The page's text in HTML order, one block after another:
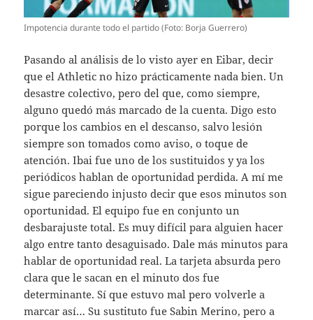
Impotencia durante todo el partido (Foto: Borja Guerrero)
Pasando al análisis de lo visto ayer en Eibar, decir
que el Athletic no hizo prácticamente nada bien. Un
desastre colectivo, pero del que, como siempre,
alguno quedó más marcado de la cuenta. Digo esto
porque los cambios en el descanso, salvo lesión
siempre son tomados como aviso, o toque de
atención. Ibai fue uno de los sustituidos y ya los
periódicos hablan de oportunidad perdida. A mí me
sigue pareciendo injusto decir que esos minutos son
oportunidad. El equipo fue en conjunto un
desbarajuste total. Es muy difícil para alguien hacer
algo entre tanto desaguisado. Dale más minutos para
hablar de oportunidad real. La tarjeta absurda pero
clara que le sacan en el minuto dos fue
determinante. Sí que estuvo mal pero volverle a
marcar así… Su sustituto fue Sabin Merino, pero a